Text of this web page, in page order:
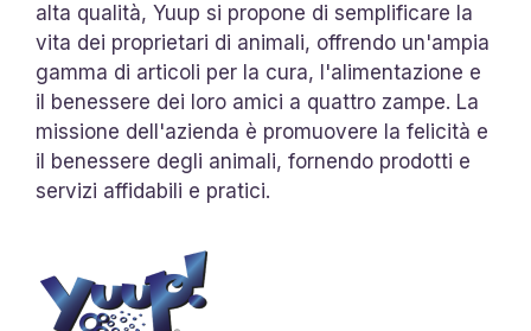
alta qualità, Yuup si propone di semplificare la
vita dei proprietari di animali, offrendo un'ampia
gamma di articoli per la cura, l'alimentazione e
il benessere dei loro amici a quattro zampe. La
missione dell'azienda è promuovere la felicità e
il benessere degli animali, fornendo prodotti e
servizi affidabili e pratici.